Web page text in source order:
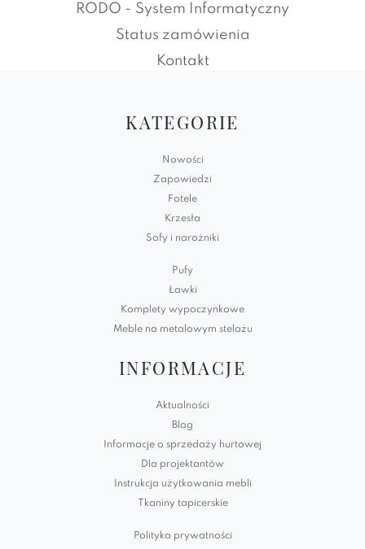
RODO - System Informatyczny
Status zamówienia
Kontakt
KATEGORIE
Nowości
Zapowiedzi
Fotele
Krzesła
Sofy i narożniki
Pufy
Ławki
Komplety wypoczynkowe
Meble na metalowym stelażu
INFORMACJE
Aktualności
Blog
Informacje o sprzedaży hurtowej
Dla projektantów
Instrukcja użytkowania mebli
Tkaniny tapicerskie
Polityka prywatności